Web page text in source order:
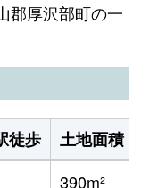
郡厚沢部町の一
徒歩 土地面積
390m²